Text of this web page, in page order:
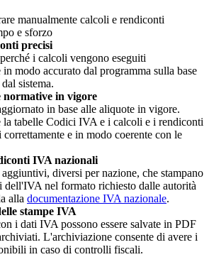
manualmente calcoli e rendiconti
e sforzo
precisi
i calcoli vengono eseguiti
in modo accurato dal programma sulla base
sistema.
in vigore
in base alle aliquote in vigore.
la tabelle Codici IVA e i calcoli e i rendiconti
e in modo coerente con le
IVA nazionali
diversi per nazione, che stampano
dell'IVA nel formato richiesto dalle autorità
alla documentazione IVA nazionale.
stampe IVA
i dati IVA possono essere salvate in PDF
L'archiviazione consente di avere i
in caso di controlli fiscali.